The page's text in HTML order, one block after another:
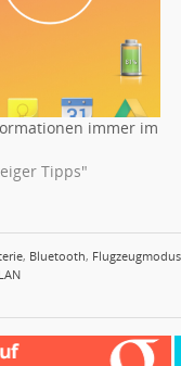
immer im
Tipps"
, Bluetooth, Flugzeugmodus